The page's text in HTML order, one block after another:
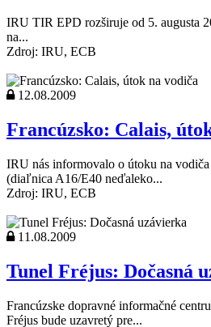
IRU TIR EPD rozširuje od 5. augusta
na...
Zdroj: IRU, ECB
12.08.2009
Francúzsko: Calais,
IRU nás informovalo o útoku na
(diaľnica A16/E40 neďaleko...
Zdroj: IRU, ECB
11.08.2009
Tunel Fréjus: Dočasná
Francúzske dopravné informačné
Fréjus bude uzavretý pre...